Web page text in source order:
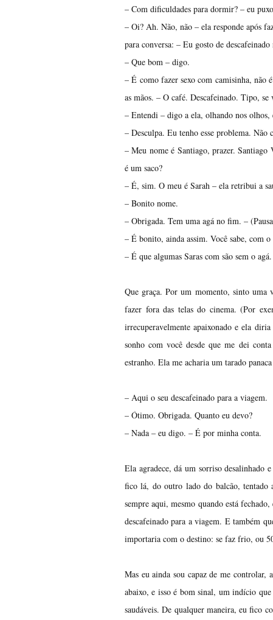
– Com dificuldades para dormir? – eu
– Oi? Ah. Não, não – ela responde após
para conversa: – Eu gosto de descafeinado
– Que bom – digo.
– É como fazer sexo com camisinha, não
as mãos. – O café. Descafeinado. Tipo,
– Entendi – digo a ela, olhando nos olhos,
– Desculpa. Eu tenho esse problema. Não
– Meu nome é Santiago, prazer.
é um saco?
– É, sim. O meu é Sarah – ela retribui a
– Bonito nome.
– Obrigada. Tem uma agá no fim. –
– É bonito, ainda assim. Você sabe, com
– É que algumas Saras com são sem o
Que graça. Por um momento, sinto uma
fazer fora das telas do cinema. (Por
irrecuperavelmente apaixonado e ela
sonho com você desde que me dei
estranho. Ela me acharia um tarado
– Aqui o seu descafeinado para a viagem.
– Ótimo. Obrigada. Quanto eu devo?
– Nada – eu digo. – É por minha conta.
Ela agradece, dá um sorriso desalinhado
fico lá, do outro lado do balcão, tentado
sempre aqui, mesmo quando está
descafeinado para a viagem. E também
importaria com o destino: se faz frio, ou
Mas eu ainda sou capaz de me controlar,
abaixo, e isso é bom sinal, um indício que
saudáveis. De qualquer maneira, eu fico